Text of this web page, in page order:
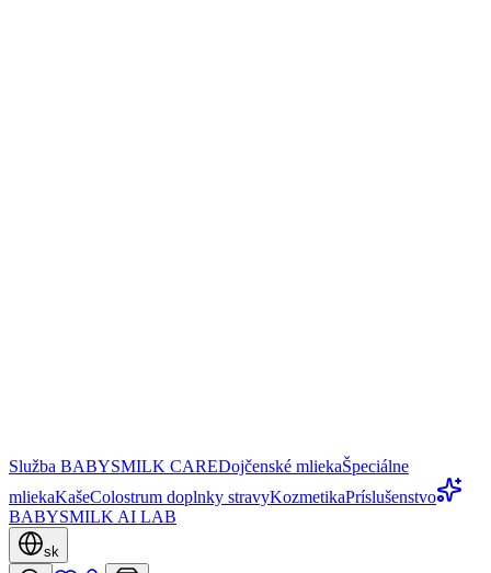
Služba BABYSMILK CAREDojčenské mliekaŠpeciálne
mliekaKašeColostrum doplnky stravyKozmetikaPríslušenstvo
BABYSMILK AI LAB
sk